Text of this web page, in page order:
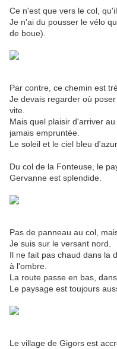
Ce n'est que vers le col,
Je n'ai du pousser le vélo
de boue).
Par contre, ce chemin est
Je devais regarder où
vite.
Mais quel plaisir d'arriver
jamais empruntée.
Le soleil et le ciel bleu
Du col de la Fonteuse, le
Gervanne est splendide.
Pas de panneau au col,
Je suis sur le versant nord.
Il ne fait pas chaud dans la
à l'ombre.
La route passe en bas,
Le paysage est toujours
Le village de Gigors est